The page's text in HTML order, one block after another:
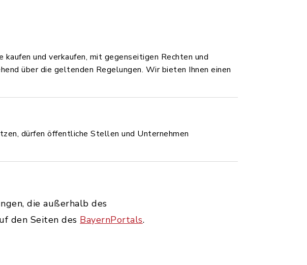
und verkaufen, mit gegenseitigen Rechten und
über die geltenden Regelungen. Wir bieten Ihnen einen
dürfen öffentliche Stellen und Unternehmen
die außerhalb des
den Seiten des BayernPortals.